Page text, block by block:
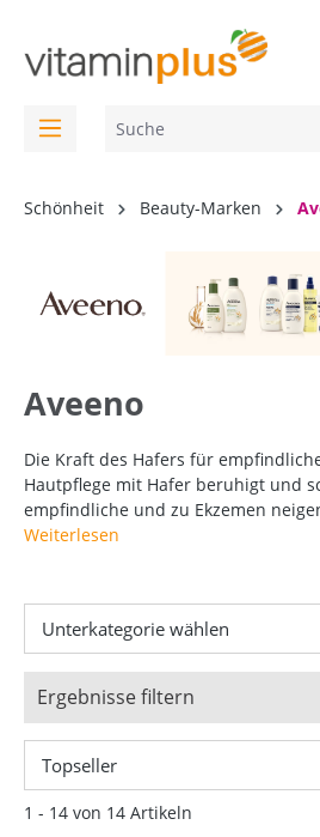
Schönheit Beauty-Marken
Aveeno
Die Kraft des Hafers für
Hautpflege mit Hafer beruhigt und
empfindliche und zu Ekzemen
Weiterlesen
Ergebnisse filtern
1 - 14 von 14 Artikeln